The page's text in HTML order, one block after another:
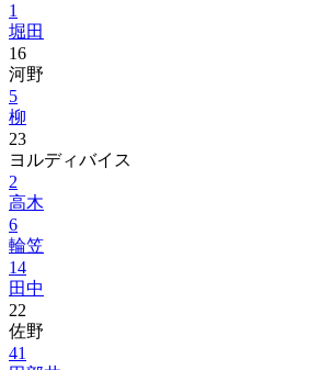
1
堀田
16
河野
5
柳
23
ヨルディバイス
2
高木
6
輪笠
14
田中
22
佐野
41